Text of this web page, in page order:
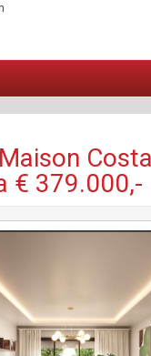
€ 379.000,-